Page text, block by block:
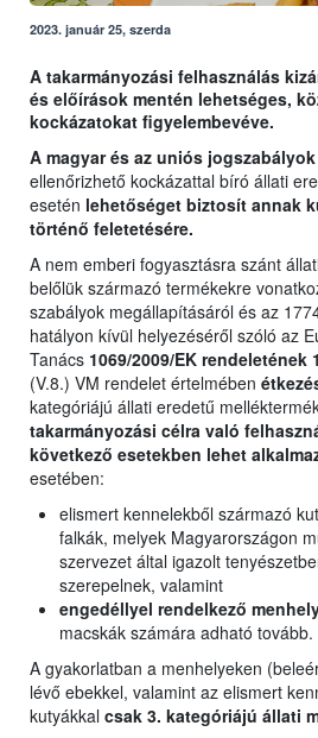
2023. január 25, szerda
A takarmányozási felhasználás
és előírások mentén lehetséges,
kockázatokat figyelembevéve.
A magyar és az uniós jogszabályok
ellenőrizhető kockázattal bíró állati
esetén lehetőséget biztosít annak
történő feletetésére.
A nem emberi fogyasztásra szánt
belőlük származó termékekre
szabályok megállapításáról és az
hatályon kívül helyezéséről szóló az
Tanács 1069/2009/EK rendeletének
(V.8.) VM rendelet értelmében
kategóriájú állati eredetű
takarmányozási célra való
következő esetekben lehet
esetében:
elismert kennelekből származó
falkák, melyek Magyarországon
szervezet által igazolt
szerepelnek, valamint
engedéllyel rendelkező
macskák számára adható tovább.
A gyakorlatban a menhelyeken
lévő ebekkel, valamint az elismert
kutyákkal csak 3. kategóriájú állati